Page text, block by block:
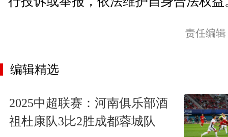
责任编
编辑精选
2025中超联赛：河南俱乐部酒
祖杜康队3比2胜成都蓉城队